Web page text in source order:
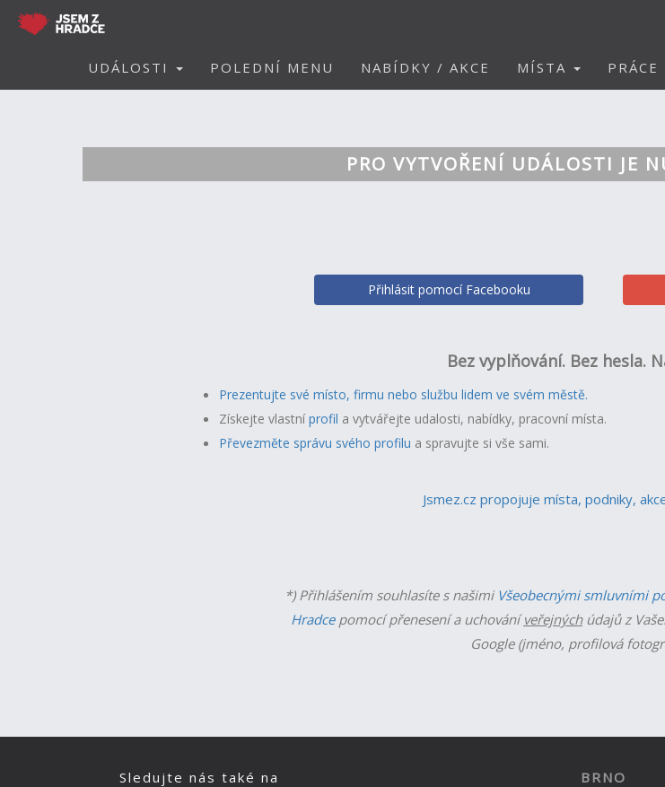
UDÁLOSTI POLEDNÍ MENU NABÍDKY / AKCE MÍSTA PRÁCE
PRO VYTVOŘENÍ UDÁLOSTI JE
Přihlásit pomocí Facebooku
Bez vyplňování. Bez hesla.
Prezentujte své místo, firmu nebo službu lidem ve svém městě.
Získejte vlastní profil a vytvářejte udalosti, nabídky, pracovní místa.
Převezměte správu svého profilu a spravujte si vše sami.
Jsmez.cz propojuje místa, podniky,
*) Přihlášením souhlasíte s našimi Všeobecnými smluvními
Hradcepomocí přenesení a uchováníveřejnýchúdajů z
Google (jméno, profilová
Sledujte nás také na
BRNO